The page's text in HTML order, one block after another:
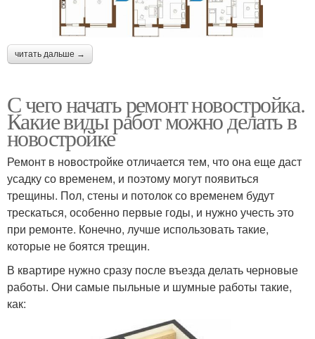
читать дальше →
С чего начать ремонт новостройка.
Какие виды работ можно делать в
новостройке
Ремонт в новостройке отличается тем, что она еще даст
усадку со временем, и поэтому могут появиться
трещины. Пол, стены и потолок со временем будут
трескаться, особенно первые годы, и нужно учесть это
при ремонте. Конечно, лучше использовать такие,
которые не боятся трещин.
В квартире нужно сразу после въезда делать черновые
работы. Они самые пыльные и шумные работы такие,
как: